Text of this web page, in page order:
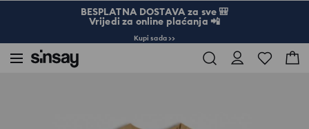
BESPLATNA DOSTAVA za sve 🎒
Vrijedi za online plaćanja 📲
Kupi sada >>